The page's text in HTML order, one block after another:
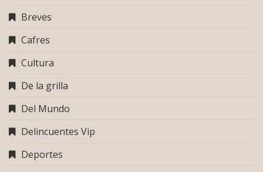
Breves
Cafres
Cultura
De la grilla
Del Mundo
Delincuentes Vip
Deportes